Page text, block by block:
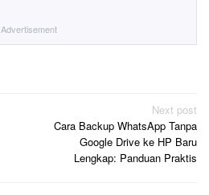
Advertisement
Next post
Cara Backup WhatsApp Tanpa
Google Drive ke HP Baru
Lengkap: Panduan Praktis